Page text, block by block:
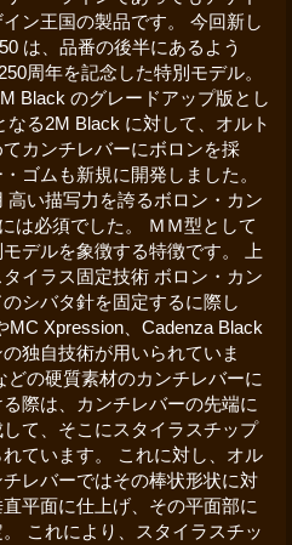
ン王国の製品です。 今回新し
は、品番の後半にあるよう
周年を記念した特別モデル。
Black のグレードアップ版とし
る2M Black に対して、オルト
カンチレバーにボロンを採
ゴムも新規に開発しました。
い描写力を誇るボロン・カン
は必須でした。 ＭＭ型として
デルを象徴する特徴です。 上
イラス固定技術 ボロン・カン
シバタ針を固定するに際し
MC Xpression、Cadenza Black
独自技術が用いられていま
の硬質素材のカンチレバーに
際は、カンチレバーの先端に
て、そこにスタイラスチップ
ています。 これに対し、オル
レバーではその棒状形状に対
平面に仕上げ、その平面部に
これにより、スタイラスチッ